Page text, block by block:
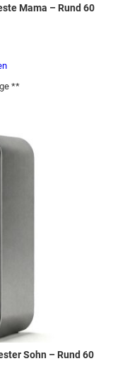
Mama – Rund 60
**
Sohn – Rund 60